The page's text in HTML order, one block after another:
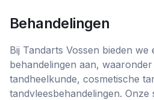
Behandelingen
Bij Tandarts Vossen bieden we
behandelingen aan, waaronder
tandheelkunde, cosmetische
tandvleesbehandelingen. Onze